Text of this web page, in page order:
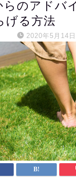
らのアドバ
げる方法
2020年5月14日